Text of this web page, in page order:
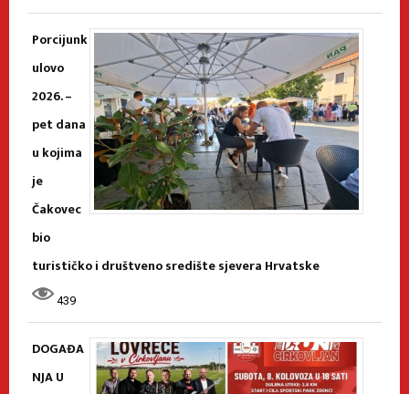
Porcijunk
ulovo
2026. –
pet dana
u kojima
je
Čakovec
bio
turističko i društveno središte sjevera Hrvatske
439
DOGAĐA
NJA U